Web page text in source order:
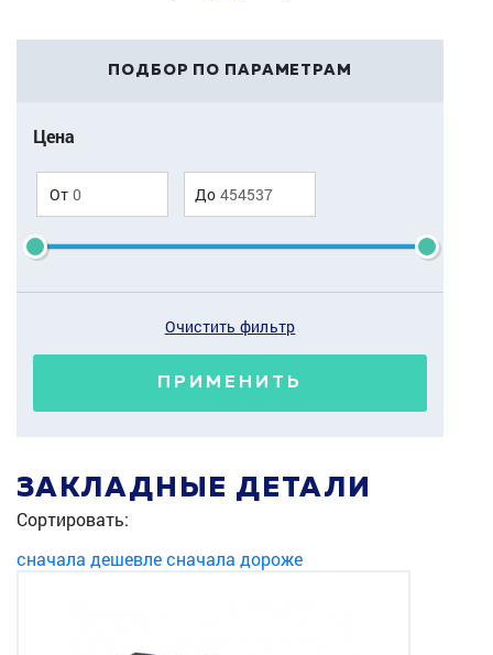
ПОДБОР ПО ПАРАМЕТРАМ
Цена
От До
Очистить фильтр
ПРИМЕНИТЬ
ЗАКЛАДНЫЕ ДЕТАЛИ
Сортировать:
сначала дешевлесначала дороже